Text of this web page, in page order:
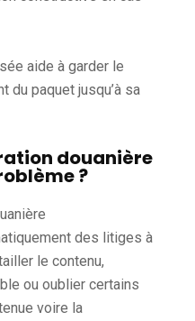
aide à garder le
du paquet jusqu’à sa
douanière
?
des litiges à
le contenu,
ou oublier certains
voire la